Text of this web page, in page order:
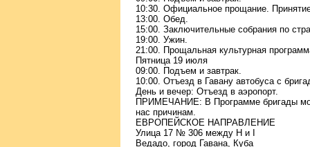
10:30. Официальное прощание.
13:00. Обед.
15:00. Заключительные собрания по
19:00. Ужин.
21:00. Прощальная культурная
Пятница 19 июля
09:00. Подъем и завтрак.
10:00. Отъезд в Гавану автобуса с
День и вечер: Отъезд в аэропорт.
ПРИМЕЧАНИЕ: В Программе бригады
нас причинам.
ЕВРОПЕЙСКОЕ НАПРАВЛЕНИЕ
Улица 17 № 306 между H и I
Ведадо, город Гавана, Куба